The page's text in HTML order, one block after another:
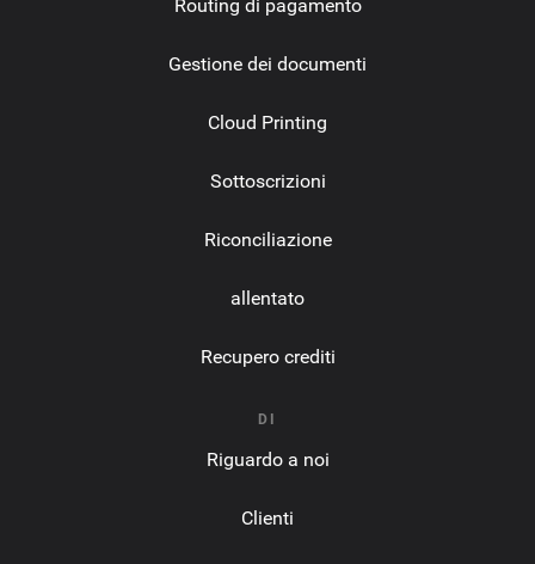
Routing di pagamento
Gestione dei documenti
Cloud Printing
Sottoscrizioni
Riconciliazione
allentato
Recupero crediti
DI
Riguardo a noi
Clienti